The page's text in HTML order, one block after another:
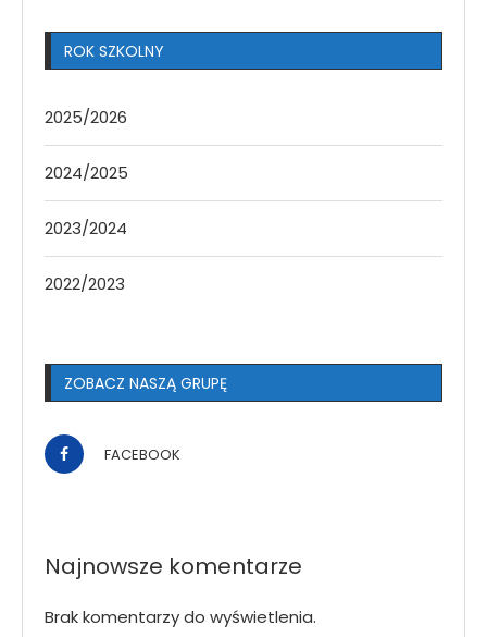
ROK SZKOLNY
2025/2026
2024/2025
2023/2024
2022/2023
ZOBACZ NASZĄ GRUPĘ
FACEBOOK
Najnowsze komentarze
Brak komentarzy do wyświetlenia.